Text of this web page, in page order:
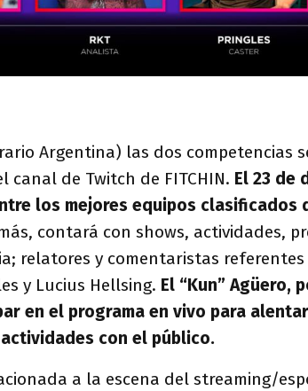
Argentina) las dos competencias
de Twitch de FITCHIN. El 23 de
los mejores equipos clasificados
contará con shows, actividades,
relatores y comentaristas
y Lucius Hellsing. El “Kun” Agüero,
en el programa en vivo para
con el público.
a la escena del streaming/